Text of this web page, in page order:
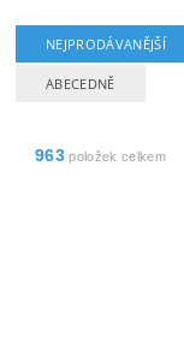
NEJPRODÁVANĚJŠÍ
ABECEDNĚ
963 položek celkem